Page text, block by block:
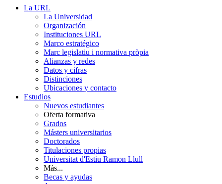
La URL
La Universidad
Organización
Instituciones URL
Marco estratégico
Marc legislatiu i normativa pròpia
Alianzas y redes
Datos y cifras
Distinciones
Ubicaciones y contacto
Estudios
Nuevos estudiantes
Oferta formativa
Grados
Másters universitarios
Doctorados
Titulaciones propias
Universitat d'Estiu Ramon Llull
Más...
Becas y ayudas